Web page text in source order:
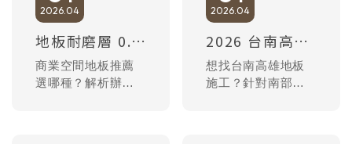
04
2026
地板耐磨層 0.3mm 真的夠嗎？拆解 3 萬轉與 5 萬轉的數據陷阱｜木語愛寶仕 SPC 不斷榫方案
商業空間地板推薦
選哪種？解析辦公
04
2026
2026 台南高雄地板推薦｜透天厝 1 樓反潮滲水能鋪地板嗎？AMBER 愛寶仕 SPC 防水防臭實測
想找台南高雄地板
施工？針對南部透